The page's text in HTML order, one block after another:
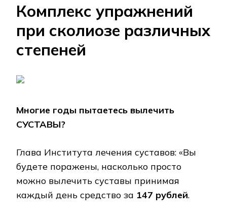
Комплекс упражнений
при сколиозе различных
степеней
Многие годы пытаетесь вылечить
СУСТАВЫ?
Глава Института лечения суставов: «Вы
будете поражены, насколько просто
можно вылечить суставы принимая
каждый день средство за 147 рублей.